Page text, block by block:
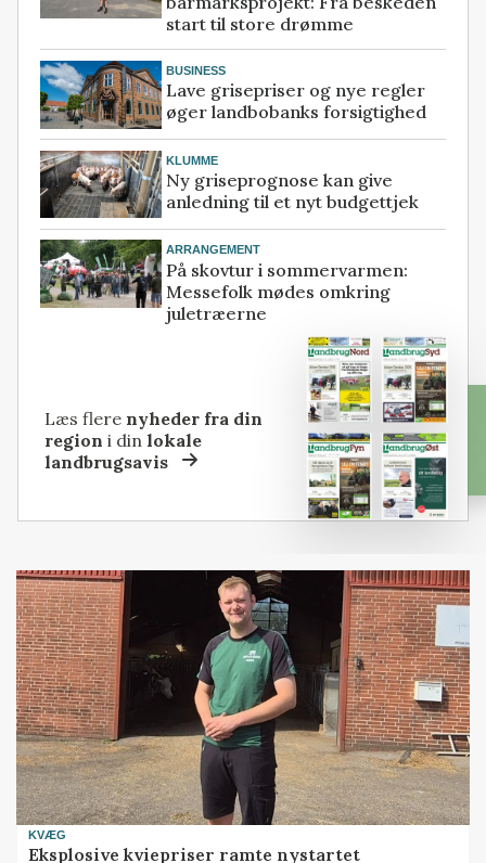
start til store drømme
BUSINESS
Lave grisepriser og nye regler
øger landbobanks forsigtighed
KLUMME
Ny griseprognose kan give
anledning til et nyt budgettjek
ARRANGEMENT
På skovtur i sommervarmen:
Messefolk mødes omkring
juletræerne
Læs flere nyheder fra din
region i dinlokale
landbrugsavis
KVÆG
Eksplosive kviepriser ramte nystartet